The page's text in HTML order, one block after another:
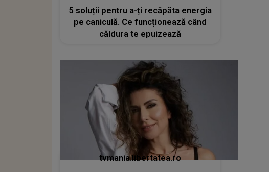
5 soluții pentru a-ți recăpăta energia
pe caniculă. Ce funcționează când
căldura te epuizează
tvmania.libertatea.ro